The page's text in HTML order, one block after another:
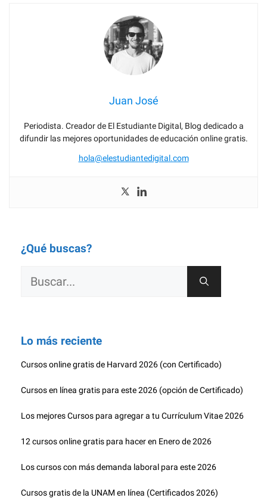
Juan José
Periodista. Creador de El Estudiante Digital, Blog dedicado a
difundir las mejores oportunidades de educación online gratis.
hola@elestudiantedigital.com
¿Qué buscas?
Buscar:
Lo más reciente
Cursos online gratis de Harvard 2026 (con Certificado)
Cursos en línea gratis para este 2026 (opción de Certificado)
Los mejores Cursos para agregar a tu Currículum Vitae 2026
12 cursos online gratis para hacer en Enero de 2026
Los cursos con más demanda laboral para este 2026
Cursos gratis de la UNAM en línea (Certificados 2026)